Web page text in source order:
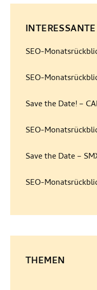
SEO-
SEO-
Save the Date! –
SEO-
Save the Date –
SEO-
THEMEN